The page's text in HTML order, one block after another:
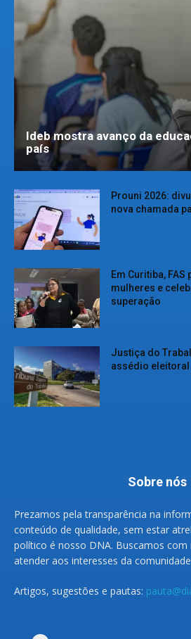
Ideb mostra avanço da
país
Prouni 2026:
nova chamada
Em Curitiba,
mulheres e
superação
Justiça do
assédio eleitoral
Sobre nós
Prezamos pela transparência na
conteúdo de qualidade, sem estar
político é nosso DNA. Buscamos
atender aos interesses da
Artigos, sugestões e pautas: